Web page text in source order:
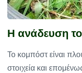
Η ανάδευση
Το κομπόστ είναι
στοιχεία και